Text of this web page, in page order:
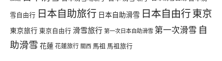
雪自由行 日本自助旅行 日本自助滑雪 日本自由行東京
東京旅行 東京自由行 滑雪旅行 第一次日本自助滑雪 第一次滑雪 自
助滑雪 花蓮花蓮旅行 關西 馬祖 馬祖旅行